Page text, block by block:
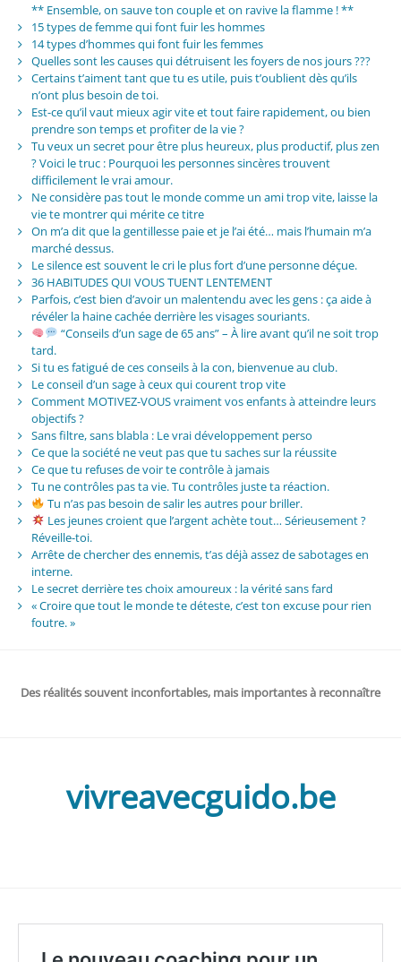
** Ensemble, on sauve ton couple et on ravive la flamme ! **
15 types de femme qui font fuir les hommes
14 types d’hommes qui font fuir les femmes
Quelles sont les causes qui détruisent les foyers de nos jours ???
Certains t’aiment tant que tu es utile, puis t’oublient dès qu’ils
n’ont plus besoin de toi.
Est-ce qu’il vaut mieux agir vite et tout faire rapidement, ou bien
prendre son temps et profiter de la vie ?
Tu veux un secret pour être plus heureux, plus productif, plus zen
? Voici le truc : Pourquoi les personnes sincères trouvent
difficilement le vrai amour.
Ne considère pas tout le monde comme un ami trop vite, laisse la
vie te montrer qui mérite ce titre
On m’a dit que la gentillesse paie et je l’ai été… mais l’humain m’a
marché dessus.
Le silence est souvent le cri le plus fort d’une personne déçue.
36 HABITUDES QUI VOUS TUENT LENTEMENT
Parfois, c’est bien d’avoir un malentendu avec les gens : ça aide à
révéler la haine cachée derrière les visages souriants.
“Conseils d’un sage de 65 ans” – À lire avant qu’il ne soit trop
tard.
Si tu es fatigué de ces conseils à la con, bienvenue au club.
Le conseil d’un sage à ceux qui courent trop vite
Comment MOTIVEZ-VOUS vraiment vos enfants à atteindre leurs
objectifs ?
Sans filtre, sans blabla : Le vrai développement perso
Ce que la société ne veut pas que tu saches sur la réussite
Ce que tu refuses de voir te contrôle à jamais
Tu ne contrôles pas ta vie. Tu contrôles juste ta réaction.
Tu n’as pas besoin de salir les autres pour briller.
Les jeunes croient que l’argent achète tout… Sérieusement ?
Réveille-toi.
Arrête de chercher des ennemis, t’as déjà assez de sabotages en
interne.
Le secret derrière tes choix amoureux : la vérité sans fard
« Croire que tout le monde te déteste, c’est ton excuse pour rien
foutre. »
Des réalités souvent inconfortables, mais importantes à reconnaître
vivreavecguido.be